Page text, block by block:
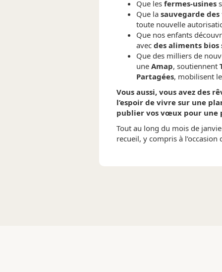
Que les fermes-usines
Que la sauvegarde
toute nouvelle
Que nos enfants
avec des aliments
Que des milliers de
une Amap, soutiennent
Partagées, mobilisent
Vous aussi, vous avez des
l’espoir de vivre sur une
publier vos vœux pour une
Tout au long du mois de
recueil, y compris à